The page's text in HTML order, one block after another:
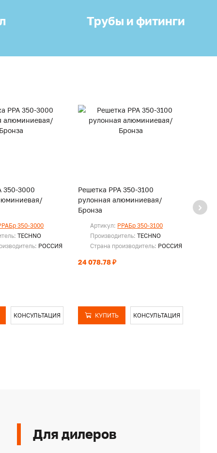
Трубы и фитинги
350-3000
350-3000
TECHNO
РОССИЯ
КОНСУЛЬТАЦИЯ
Решетка PPA 350-3100
рулонная алюминиевая/
Бронза
Артикул: PPAБр 350-3100
Производитель:TECHNO
Страна производитель: РОССИЯ
24 078.78 ₽
КУПИТЬ КОНСУЛЬТАЦИЯ
Для дилеров